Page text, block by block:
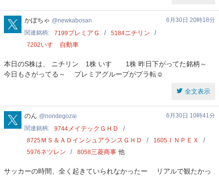
newkabosan
かぼちゃ newkabosan
6月30日 20時18分
関連銘柄
7199プレミアＧ 5184ニチリン
7202いすゞ自動車
本日のS株は、 ニチリン 1株 いすゞ 1株 昨日下がってた銘柄～
今日もさがってる～ プレミアグループがプラ転☺️
全文表示
nondegozai
のん nondegozai
6月30日 10時41分
関連銘柄
9744メイテックＧＨＤ
8725ＭＳ＆ＡＤインシュアランスＧＨＤ 1605 ＩＮＰＥＸ
5976ネツレン 8058三菱商事 他
サッカーの時間、全く起きていられなかったー リアルで観たかっ